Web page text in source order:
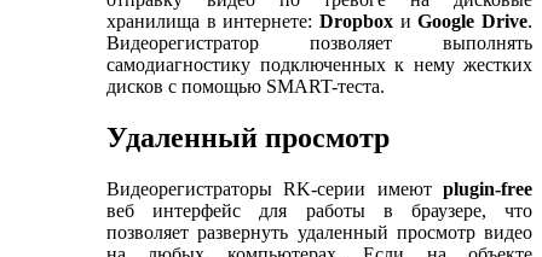
хранилища в интернете: Dropbox иGoogle Drive.
Видеорегистратор позволяет выполнять
самодиагностику подключенных к нему жестких
дисков с помощью SMART-теста.
Удаленный просмотр
Видеорегистраторы RK-серии имеют plugin-free
веб интерфейс для работы в браузере, что
позволяет развернуть удаленный просмотр видео